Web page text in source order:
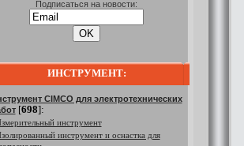
Подписаться на новости:
ИНСТРУМЕНТ:
CIMCO для электротехнических
[698]:
инструмент
инструмент и оснастка для